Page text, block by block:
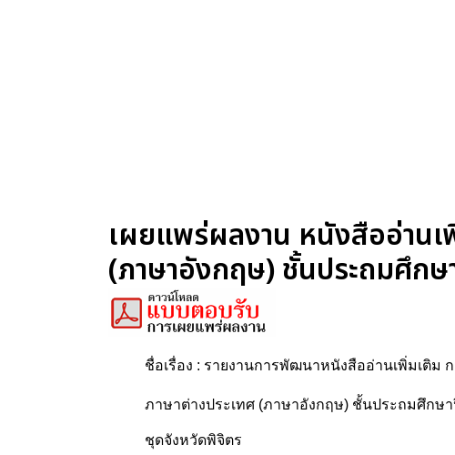
เผยแพร่ผลงาน หนังสืออ่านเ
(ภาษาอังกฤษ) ชั้นประถมศึก
ชื่อเรื่อง : รายงานการพัฒนาหนังสืออ่านเพิ่มเติม
ภาษาต่างประเทศ (ภาษาอังกฤษ) ชั้นประถมศึกษ
ชุดจังหวัดพิจิตร